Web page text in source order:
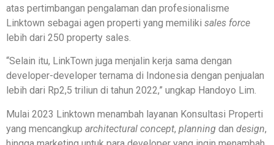
atas pertimbangan pengalaman dan profesionalisme
Linktown sebagai agen properti yang memiliki sales force
lebih dari 250 property sales.
“Selain itu, LinkTown juga menjalin kerja sama dengan
developer-developer ternama di Indonesia dengan penjualan
lebih dari Rp2,5 triliun di tahun 2022,” ungkap Handoyo Lim.
Mulai 2023 Linktown menambah layanan Konsultasi Properti
yang mencangkup architectural concept, planning dan design,